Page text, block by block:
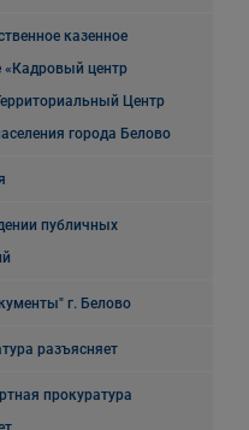
казенное
«Кадровый центр
Центр
города Белово
публичных
г. Белово
разъясняет
прокуратура